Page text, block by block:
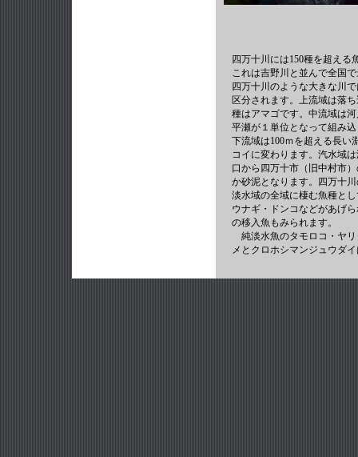
四万十川には150種を超える
これは吉野川と並んで全国
四万十川のような大きな川
区分されます。上流域は落
種はアマゴです。中流域は
平瀬が１単位となって組み
下流域は100ｍを超える長い
コイに変わります。汽水域
口から四万十市（旧中村市
か砂泥となります。四万十
淡水域の全域に棲む魚種と
ウナギ・ドンコなどがあげ
の移入魚もみられます。
純淡水魚のタモロコ・ヤ
メとクロホシマンジュウダ